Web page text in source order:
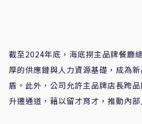
截至2024年底，海底撈主品牌餐廳
厚的供應鏈與人力資源基礎，成為
盾。此外，公司允許主品牌店長跨
升遷通道，藉以留才育才，推動內